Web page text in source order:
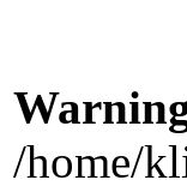
/home/